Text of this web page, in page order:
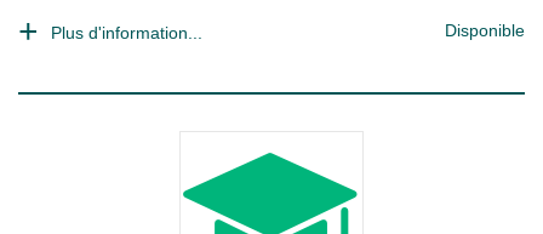
Plus d'information... Disponible